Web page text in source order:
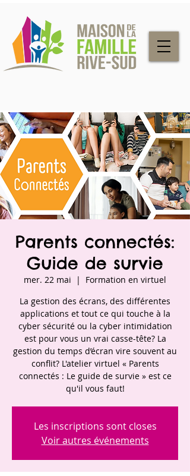
Parents connectés:
Guide de survie
mer. 22 mai
  |
Formation en virtuel
La gestion des écrans, des différentes
applications et tout ce qui touche à la
cyber sécurité ou la cyber intimidation
est pour vous un vrai casse-tête? La
gestion du temps d’écran vire souvent au
conflit? L'atelier virtuel « Parents
connectés : Le guide de survie » est ce
qu'il vous faut!
Les inscriptions sont closes
Voir autres événements